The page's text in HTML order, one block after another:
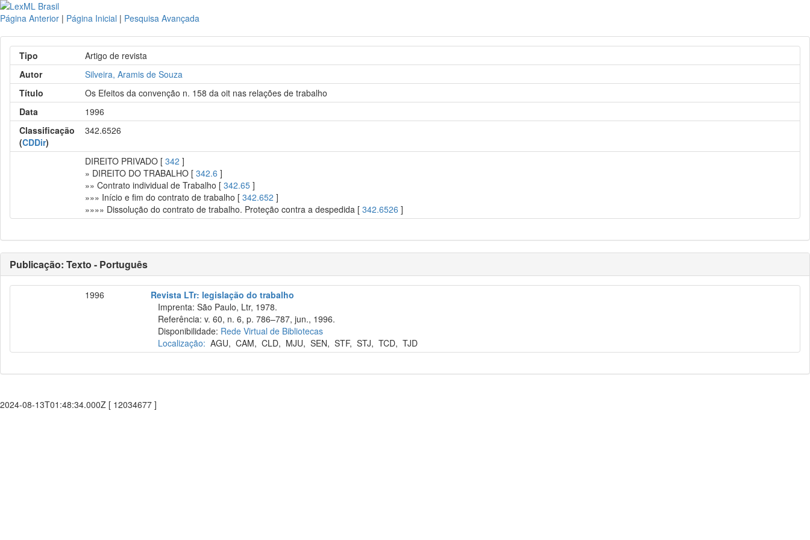
Página Anterior | Página Inicial | Pesquisa Avançada
Tipo
Artigo de revista
Autor
Silveira, Aramis de Souza
Título
Os Efeitos da convenção n. 158 da oit nas relações de trabalho
Data
1996
Classificação
(CDDir)
342.6526
DIREITO PRIVADO [342 ]
» DIREITO DO TRABALHO [342.6 ]
»» Contrato individual de Trabalho [342.65 ]
»»» Início e fim do contrato de trabalho [342.652 ]
»»»» Dissolução do contrato de trabalho. Proteção contra a despedida [342.6526 ]
Publicação: Texto - Português
1996
Revista LTr: legislação do trabalho
Imprenta: São Paulo, Ltr, 1978.
Referência: v. 60, n. 6, p. 786–787, jun., 1996.
Disponibilidade: Rede Virtual de Bibliotecas
Localização: AGU,CAM,CLD, MJU,SEN,STF,STJ,TCD,TJD
2024-08-13T01:48:34.000Z [ 12034677 ]